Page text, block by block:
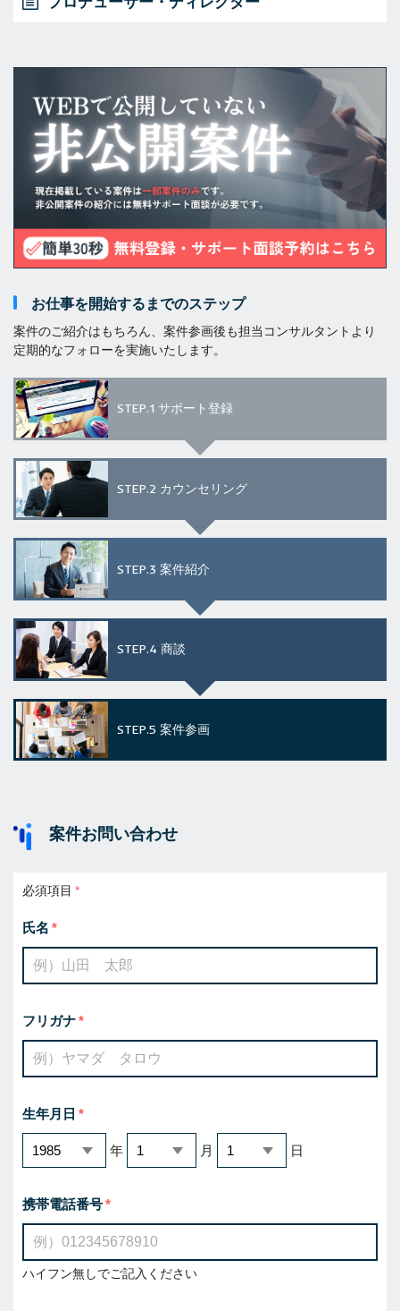
お仕事を開始するまでのステップ
案件のご紹介はもちろん、案件参画後も担当コンサルタントより
定期的なフォローを実施いたします。
STEP.1 サポート登録
STEP.2 カウンセリング
STEP.3 案件紹介
STEP.4 商談
STEP.5 案件参画
案件お問い合わせ
必須項目
氏名
フリガナ
生年月日
年 月 日
携帯電話番号
ハイフン無しでご記入ください